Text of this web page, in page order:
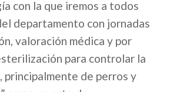
con la que iremos a todos
departamento con jornadas
valoración médica y por
para controlar la
principalmente de perros y